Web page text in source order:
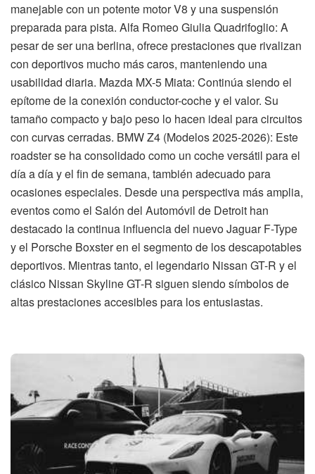
manejable con un potente motor V8 y una suspensión
preparada para pista. Alfa Romeo Giulia Quadrifoglio: A
pesar de ser una berlina, ofrece prestaciones que rivalizan
con deportivos mucho más caros, manteniendo una
usabilidad diaria. Mazda MX-5 Miata: Continúa siendo el
epítome de la conexión conductor-coche y el valor. Su
tamaño compacto y bajo peso lo hacen ideal para circuitos
con curvas cerradas. BMW Z4 (Modelos 2025-2026): Este
roadster se ha consolidado como un coche versátil para el
día a día y el fin de semana, también adecuado para
ocasiones especiales. Desde una perspectiva más amplia,
eventos como el Salón del Automóvil de Detroit han
destacado la continua influencia del nuevo Jaguar F-Type
y el Porsche Boxster en el segmento de los descapotables
deportivos. Mientras tanto, el legendario Nissan GT-R y el
clásico Nissan Skyline GT-R siguen siendo símbolos de
altas prestaciones accesibles para los entusiastas.